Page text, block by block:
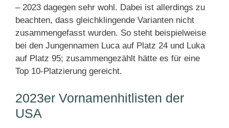
– 2023 dagegen sehr wohl. Dabei ist allerdings zu
beachten, dass gleichklingende Varianten nicht
zusammengefasst wurden. So steht beispielweise
bei den Jungennamen Luca auf Platz 24 und Luka
auf Platz 95; zusammengezählt hätte es für eine
Top 10-Platzierung gereicht.
2023er Vornamenhitlisten der
USA